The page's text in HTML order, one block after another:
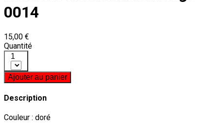
0014
15,00 €
Quantité
1
Ajouter au panier
Description
Couleur : doré